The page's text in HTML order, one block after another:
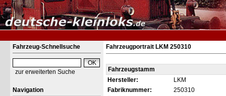
Fahrzeug-Schnellsuche
zur erweiterten Suche
Navigation
Fahrzeugportrait LKM 250310
Fahrzeugstamm
Hersteller:
LKM
Fabriknummer:
250310